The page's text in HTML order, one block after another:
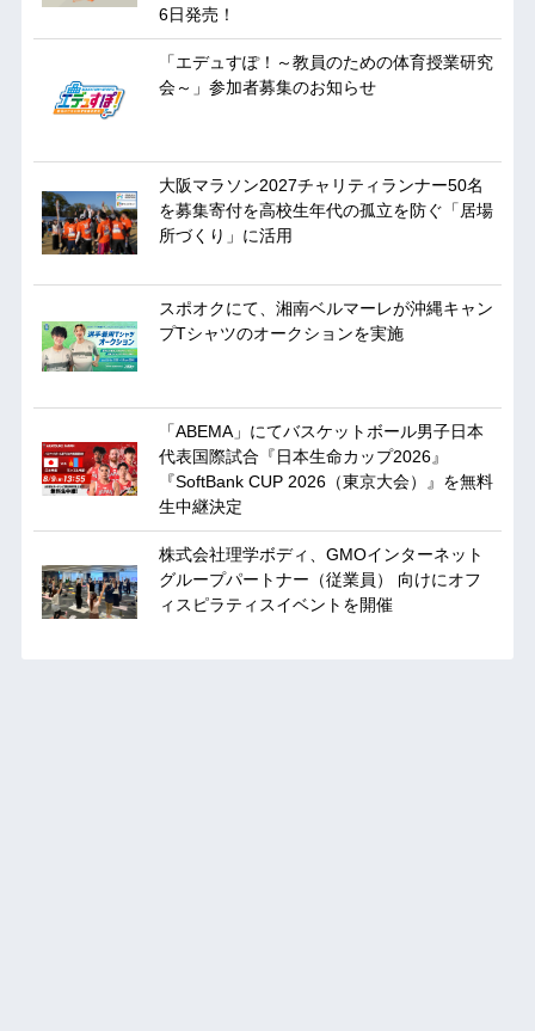
6日発売！
「エデュすぽ！～教員のための体育授業研究
会～」参加者募集のお知らせ
大阪マラソン2027チャリティランナー50名
を募集寄付を高校生年代の孤立を防ぐ「居場
所づくり」に活用
スポオクにて、湘南ベルマーレが沖縄キャン
プTシャツのオークションを実施
「ABEMA」にてバスケットボール男子日本
代表国際試合『日本生命カップ2026』
『SoftBank CUP 2026（東京大会）』を無料
生中継決定
株式会社理学ボディ、GMOインターネット
グループパートナー（従業員） 向けにオフ
ィスピラティスイベントを開催